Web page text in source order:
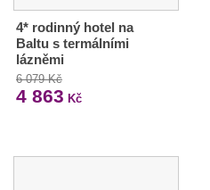
4* rodinný hotel na
Baltu s termálními
lázněmi
6 079 Kč
4 863 Kč